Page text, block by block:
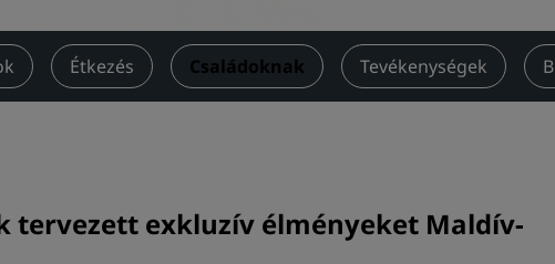
Ipari megoldások
Járatok keresése
Étkezés Családoknak Tevékenységek
tervezett exkluzív élményeket Maldív-